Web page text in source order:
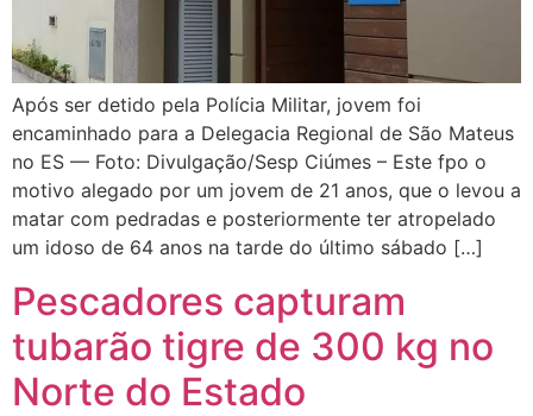
Após ser detido pela Polícia Militar, jovem foi
encaminhado para a Delegacia Regional de São Mateus
no ES — Foto: Divulgação/Sesp Ciúmes – Este fpo o
motivo alegado por um jovem de 21 anos, que o levou a
matar com pedradas e posteriormente ter atropelado
um idoso de 64 anos na tarde do último sábado […]
Pescadores capturam
tubarão tigre de 300 kg no
Norte do Estado